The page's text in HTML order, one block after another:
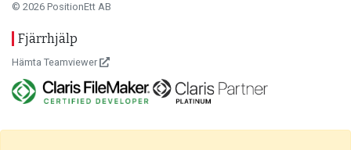
© 2026 PositionEtt AB
Fjärrhjälp
Hämta Teamviewer